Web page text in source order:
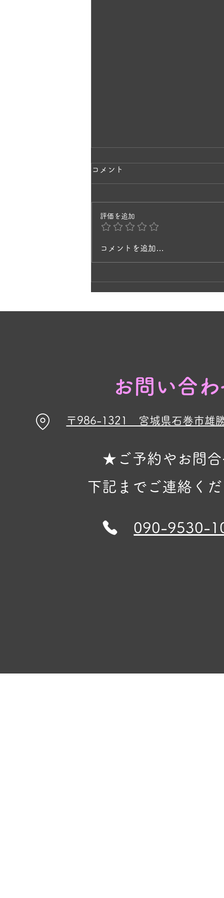
ラベンダーの香りに包まれて
✨
ずつ挿し木で増やして3年目。 と
てもキレイで、庭を歩いていると
風にそよいで、ラベンダーの香り
見頃です🌸
コメント
評価を追加
コメントを追加…
お問い合
〒986-1321 宮城県石巻市雄
★ご予約やお問
下記までご連絡く
090-9530-